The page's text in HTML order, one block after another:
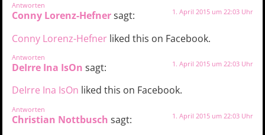
Antworten
Conny Lorenz-Hefnersagt: 1. April 2015 um 22:03 Uhr
Conny Lorenz-Hefner liked this on Facebook.
Antworten
DeIrre Ina IsOn sagt: 1. April 2015 um 22:03 Uhr
DeIrre Ina IsOn liked this on Facebook.
Antworten
Christian Nottbusch sagt: 1. April 2015 um 22:03 Uhr